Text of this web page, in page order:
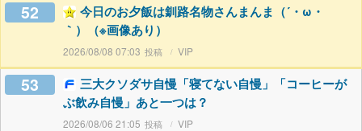
52
今日のお夕飯は釧路名物さんまんま（´・ω・
｀）（※画像あり）
2026/08/08 07:03 VIP
53
三大クソダサ自慢「寝てない自慢」「コーヒーが
ぶ飲み自慢」あと一つは？
2026/08/06 21:05 VIP